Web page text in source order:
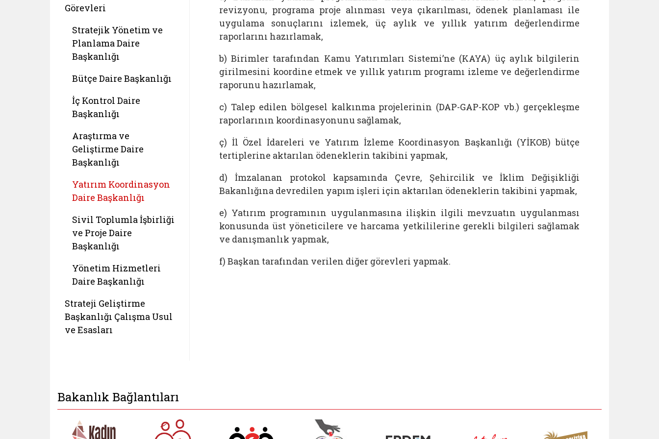
Görevleri
Stratejik Yönetim ve
Planlama Daire
Başkanlığı
Bütçe Daire Başkanlığı
İç Kontrol Daire
Başkanlığı
Araştırma ve
Geliştirme Daire
Başkanlığı
Yatırım Koordinasyon
Daire Başkanlığı
Sivil Toplumla İşbirliği
ve Proje Daire
Başkanlığı
Yönetim Hizmetleri
Daire Başkanlığı
Strateji Geliştirme
Başkanlığı Çalışma Usul
ve Esasları
revizyonu, programa proje alınması veya çıkarılması, ödenek planlaması ile
uygulama sonuçlarını izlemek, üç aylık ve yıllık yatırım değerlendirme
raporlarını hazırlamak,
b) Birimler tarafından Kamu Yatırımları Sistemi’ne (KAYA) üç aylık bilgilerin
girilmesini koordine etmek ve yıllık yatırım programı izleme ve değerlendirme
raporunu hazırlamak,
c) Talep edilen bölgesel kalkınma projelerinin (DAP-GAP-KOP vb.) gerçekleşme
raporlarının koordinasyonunu sağlamak,
ç) İl Özel İdareleri ve Yatırım İzleme Koordinasyon Başkanlığı (YİKOB) bütçe
tertiplerine aktarılan ödeneklerin takibini yapmak,
d) İmzalanan protokol kapsamında Çevre, Şehircilik ve İklim Değişikliği
Bakanlığına devredilen yapım işleri için aktarılan ödeneklerin takibini yapmak,
e) Yatırım programının uygulanmasına ilişkin ilgili mevzuatın uygulanması
konusunda üst yöneticilere ve harcama yetkililerine gerekli bilgileri sağlamak
ve danışmanlık yapmak,
f) Başkan tarafından verilen diğer görevleri yapmak.
Bakanlık Bağlantıları